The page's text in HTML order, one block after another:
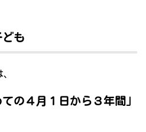
も
の４月１日から３年間」